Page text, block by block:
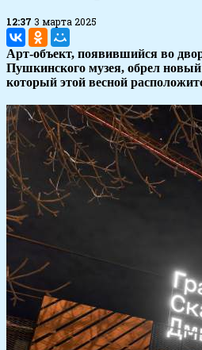
12:37 3 марта 2025
Арт-объект, появившийся во
Пушкинского музея, обрел
который этой весной